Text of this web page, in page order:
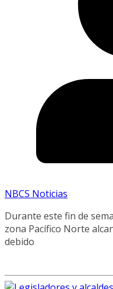
NBCS Noticias
Durante este fin de
zona Pacífico Norte
debido